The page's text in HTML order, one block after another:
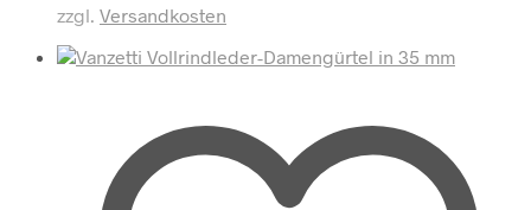
zzgl. Versandkosten